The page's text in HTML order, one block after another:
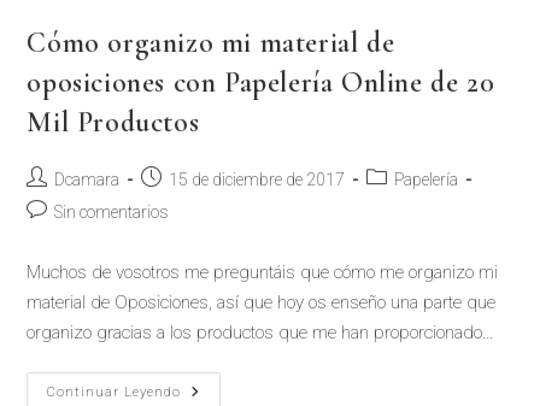
Cómo organizo mi material de
oposiciones con Papelería Online de 20
Mil Productos
Dcamara 15 de diciembre de 2017
Papelería
Sin comentarios
Muchos de vosotros me preguntáis que cómo me organizo mi
material de Oposiciones, así que hoy os enseño una parte que
organizo gracias a los productos que me han proporcionado…
Continuar Leyendo